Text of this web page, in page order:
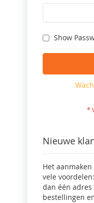
Show
Nieuwe
Het
vele
dan één
bestellingen